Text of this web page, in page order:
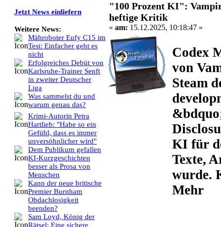
Jetzt News einliefern
Weitere News:
Mähroboter Eufy C15 im
Test: Einfacher geht es
nicht
Erfolgreiches Debüt von
Karlsruhe-Trainer Senft
in zweiter Deutscher
Liga
Was sammelst du und
warum genau das?
Krimi-Autorin Petra
Hartlieb: "Habe so ein
Gefühl, dass es immer
unversöhnlicher wird"
Dem Publikum gefallen
KI-Kurzgeschichten
besser als Prosa von
Menschen
Kann der neue britische
Premier Burnham
Obdachlosigkeit
beenden?
Sam Loyd, König der
Rätsel: Eine sichere
"100 Prozent KI":
heftige Kritik
« am: 15.12.2025, 10:18:47 »
Codex
von
Steam
KI für
Texte,
wurde.
Mehr